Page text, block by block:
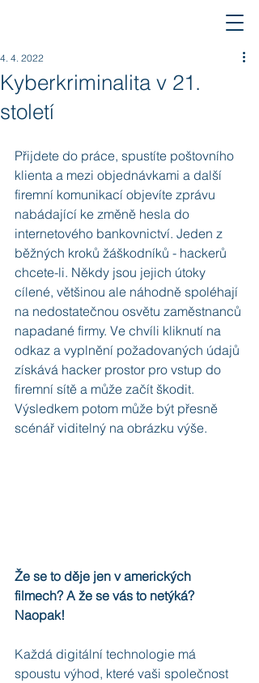
Kyberkriminalita v 21.
století
4. 4. 2022
Přijdete do práce, spustíte poštovního
klienta a mezi objednávkami a další
firemní komunikací objevíte zprávu
nabádající ke změně hesla do
internetového bankovnictví. Jeden z
běžných kroků žáškodníků - hackerů
chcete-li. Někdy jsou jejich útoky
cílené, většinou ale náhodně spoléhají
na nedostatečnou osvětu zaměstnanců
napadané firmy. Ve chvíli kliknutí na
odkaz a vyplnění požadovaných údajů
získává hacker prostor pro vstup do
firemní sítě a může začít škodit.
Výsledkem potom může být přesně
scénář viditelný na obrázku výše.
Že se to děje jen v amerických
filmech? A že se vás to netýká?
Naopak!
Každá digitální technologie má
spoustu výhod, které vaši společnost